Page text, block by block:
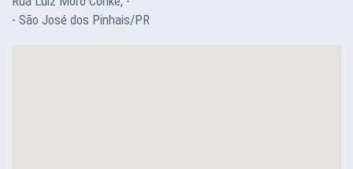
- São José dos Pinhais/PR